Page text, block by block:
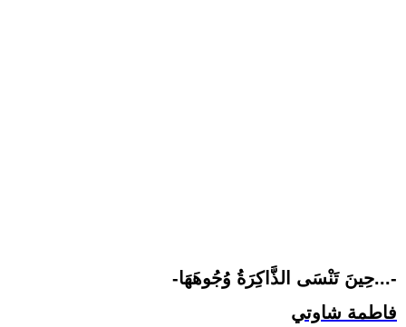
-حِينَ تَنْسَى الذَّاكِرَةُ وُجُوهَهَا...-
فاطمة شاوتي